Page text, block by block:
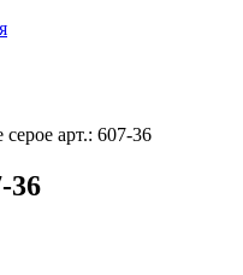
серое арт.: 607-36
36